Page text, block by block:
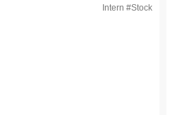
Intern #Stock